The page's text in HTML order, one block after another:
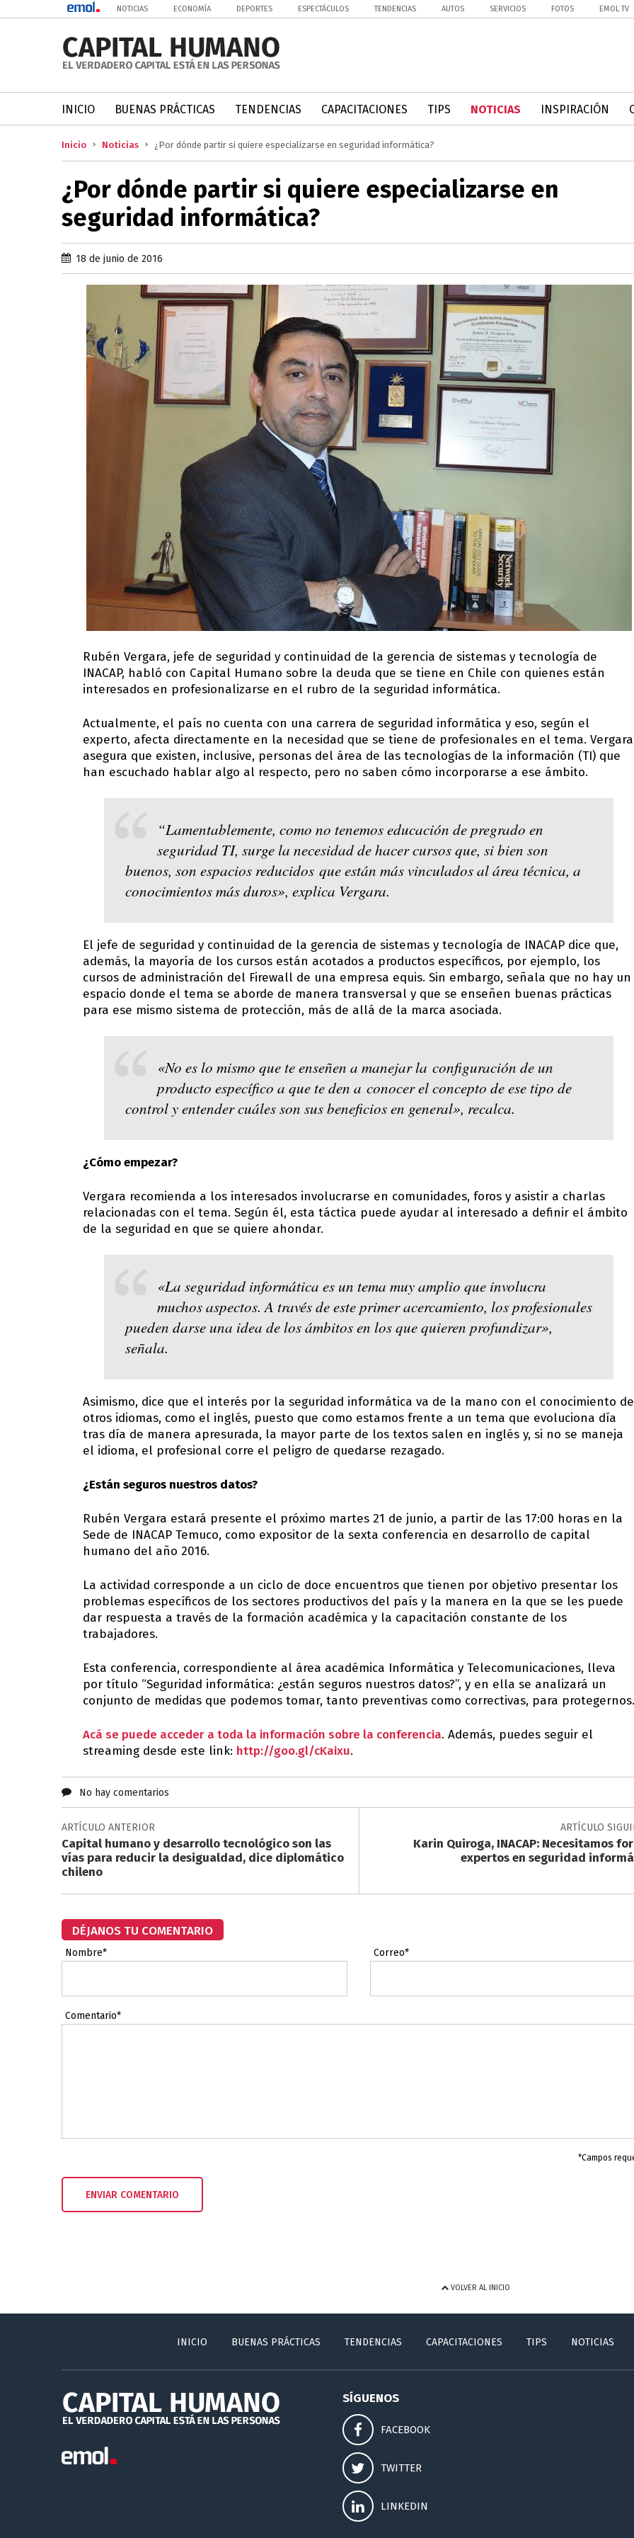
NOTICIAS ECONOMÍA DEPORTES ESPECTÁCULOS TENDENCIAS AUTOS SERVICIOS FOTOS EMOL TV
INICIO BUENAS PRÁCTICAS TENDENCIAS CAPACITACIONES TIPS NOTICIAS INSPIRACIÓN
Inicio Noticias ¿Por dónde partir si quiere especializarse en seguridad informática?
¿Por dónde partir si quiere especializarse en
seguridad informática?
18 de junio de 2016
Rubén Vergara, jefe de seguridad y continuidad de la gerencia de sistemas y tecnología de
INACAP, habló con Capital Humano sobre la deuda que se tiene en Chile con quienes están
interesados en profesionalizarse en el rubro de la seguridad informática.
Actualmente, el país no cuenta con una carrera de seguridad informática y eso, según el
experto, afecta directamente en la necesidad que se tiene de profesionales en el tema. Vergara
asegura que existen, inclusive, personas del área de las tecnologías de la información (TI) que
han escuchado hablar algo al respecto, pero no saben cómo incorporarse a ese ámbito.
“Lamentablemente, como no tenemos educación de pregrado en
seguridad TI, surge la necesidad de hacer cursos que, si bien son
buenos, son espacios reducidos que están más vinculados al área técnica, a
conocimientos más duros», explica Vergara.
El jefe de seguridad y continuidad de la gerencia de sistemas y tecnología de INACAP dice que,
además, la mayoría de los cursos están acotados a productos específicos, por ejemplo, los
cursos de administración del Firewall de una empresa equis. Sin embargo, señala que no hay un
espacio donde el tema se aborde de manera transversal y que se enseñen buenas prácticas
para ese mismo sistema de protección, más de allá de la marca asociada.
«No es lo mismo que te enseñen a manejar la configuración de un
producto específico a que te den a conocer el concepto de ese tipo de
control y entender cuáles son sus beneficios en general», recalca.
¿Cómo empezar?
Vergara recomienda a los interesados involucrarse en comunidades, foros y asistir a charlas
relacionadas con el tema. Según él, esta táctica puede ayudar al interesado a definir el ámbito
de la seguridad en que se quiere ahondar.
«La seguridad informática es un tema muy amplio que involucra
muchos aspectos. A través de este primer acercamiento, los profesionales
pueden darse una idea de los ámbitos en los que quieren profundizar»,
señala.
Asimismo, dice que el interés por la seguridad informática va de la mano con el conocimiento de
otros idiomas, como el inglés, puesto que como estamos frente a un tema que evoluciona día
tras día de manera apresurada, la mayor parte de los textos salen en inglés y, si no se maneja
el idioma, el profesional corre el peligro de quedarse rezagado.
¿Están seguros nuestros datos?
Rubén Vergara estará presente el próximo martes 21 de junio, a partir de las 17:00 horas en la
Sede de INACAP Temuco, como expositor de la sexta conferencia en desarrollo de capital
humano del año 2016.
La actividad corresponde a un ciclo de doce encuentros que tienen por objetivo presentar los
problemas específicos de los sectores productivos del país y la manera en la que se les puede
dar respuesta a través de la formación académica y la capacitación constante de los
trabajadores.
Esta conferencia, correspondiente al área académica Informática y Telecomunicaciones, lleva
por título “Seguridad informática: ¿están seguros nuestros datos?”, y en ella se analizará un
conjunto de medidas que podemos tomar, tanto preventivas como correctivas, para protegernos.
Acá se puede acceder a toda la información sobre la conferencia. Además, puedes seguir el
streaming desde este link: http://goo.gl/cKaixu.
No hay comentarios
ARTÍCULO ANTERIOR
Capital humano y desarrollo tecnológico son las
vías para reducir la desigualdad, dice diplomático
chileno
ARTÍCULO
Karin Quiroga, INACAP: Necesitamos
expertos en seguridad
DÉJANOS TU COMENTARIO
Nombre* Correo*
Comentario*
*Campos
VOLVER AL INICIO
INICIO BUENAS PRÁCTICAS TENDENCIAS CAPACITACIONES TIPS NOTICIAS
SÍGUENOS
FACEBOOK
TWITTER
LINKEDIN